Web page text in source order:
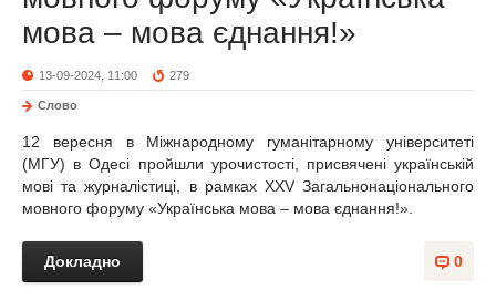
мова – мова єднання!»
13-09-2024, 11:00 279
Слово
12 вересня в Міжнародному гуманітарному університеті
(МГУ) в Одесі пройшли урочистості, присвячені українській
мові та журналістиці, в рамках XXV Загальнонаціонального
мовного форуму «Українська мова – мова єднання!».
0
Докладно